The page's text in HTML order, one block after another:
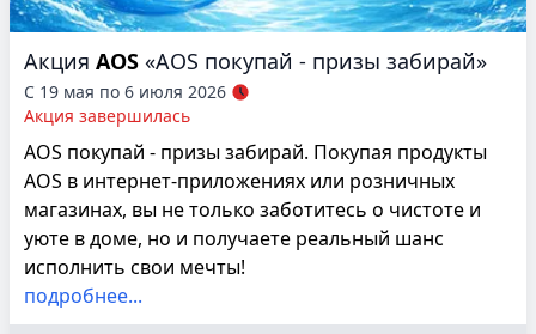
Акция AOS «AOS покупай - призы забирай»
С 19 мая по 6 июля 2026
Акция завершилась
AOS покупай - призы забирай. Покупая продукты
AOS в интернет-приложениях или розничных
магазинах, вы не только заботитесь о чистоте и
уюте в доме, но и получаете реальный шанс
исполнить свои мечты!
подробнее...